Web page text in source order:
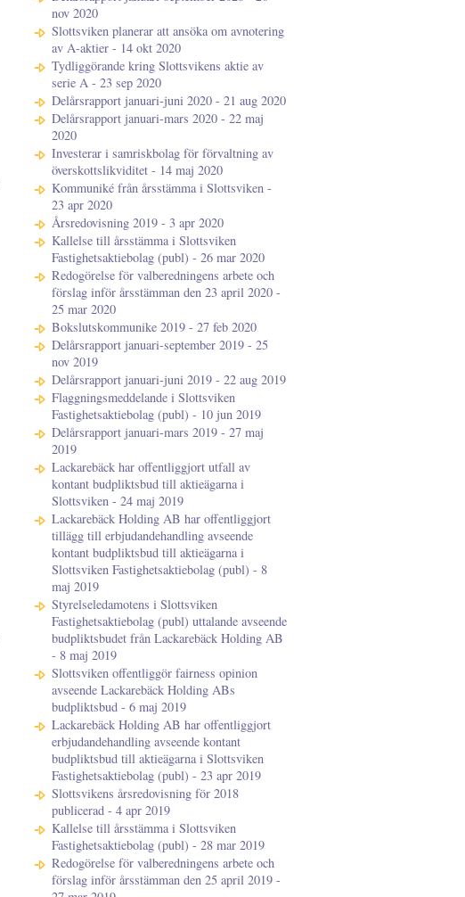
nov 2020
Slottsviken planerar att ansöka om avnotering
av A-aktier - 14 okt 2020
Tydliggörande kring Slottsvikens aktie av
serie A - 23 sep 2020
Delårsrapport januari-juni 2020 - 21 aug 2020
Delårsrapport januari-mars 2020 - 22 maj
2020
Investerar i samriskbolag för förvaltning av
överskottslikviditet - 14 maj 2020
Kommuniké från årsstämma i Slottsviken -
23 apr 2020
Årsredovisning 2019 - 3 apr 2020
Kallelse till årsstämma i Slottsviken
Fastighetsaktiebolag (publ) - 26 mar 2020
Redogörelse för valberedningens arbete och
förslag inför årsstämman den 23 april 2020 -
25 mar 2020
Bokslutskommunike 2019 - 27 feb 2020
Delårsrapport januari-september 2019 - 25
nov 2019
Delårsrapport januari-juni 2019 - 22 aug 2019
Flaggningsmeddelande i Slottsviken
Fastighetsaktiebolag (publ) - 10 jun 2019
Delårsrapport januari-mars 2019 - 27 maj
2019
Lackarebäck har offentliggjort utfall av
kontant budpliktsbud till aktieägarna i
Slottsviken - 24 maj 2019
Lackarebäck Holding AB har offentliggjort
tillägg till erbjudandehandling avseende
kontant budpliktsbud till aktieägarna i
Slottsviken Fastighetsaktiebolag (publ) - 8
maj 2019
Styrelseledamotens i Slottsviken
Fastighetsaktiebolag (publ) uttalande avseende
budpliktsbudet från Lackarebäck Holding AB
- 8 maj 2019
Slottsviken offentliggör fairness opinion
avseende Lackarebäck Holding ABs
budpliktsbud - 6 maj 2019
Lackarebäck Holding AB har offentliggjort
erbjudandehandling avseende kontant
budpliktsbud till aktieägarna i Slottsviken
Fastighetsaktiebolag (publ) - 23 apr 2019
Slottsvikens årsredovisning för 2018
publicerad - 4 apr 2019
Kallelse till årsstämma i Slottsviken
Fastighetsaktiebolag (publ) - 28 mar 2019
Redogörelse för valberedningens arbete och
förslag inför årsstämman den 25 april 2019 -